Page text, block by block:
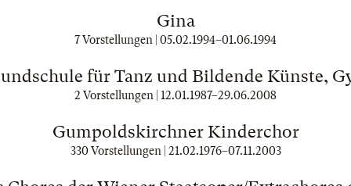
Gina
7 Vorstellungen | 05.02.1994–01.06.1994
für Tanz und Bildende Künste,
2 Vorstellungen | 12.01.1987–29.06.2008
Gumpoldskirchner Kinderchor
330 Vorstellungen | 21.02.1976–07.11.2003